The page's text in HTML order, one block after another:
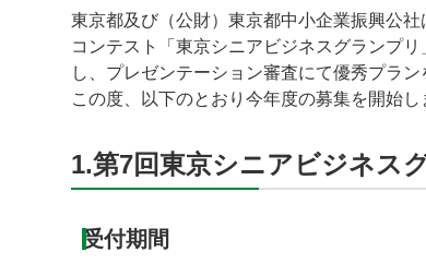
東京都及び（公財）東京都中小企業振興公
コンテスト「東京シニアビジネスグランプ
し、プレゼンテーション審査にて優秀プラン
この度、以下のとおり今年度の募集を開始
1.第7回東京シニアビジネス
受付期間